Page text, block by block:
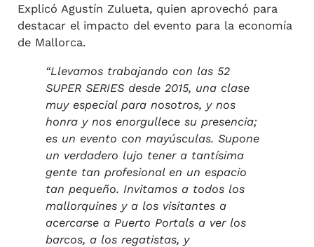
Explicó Agustín Zulueta, quien aprovechó para
destacar el impacto del evento para la economía
de Mallorca.
“Llevamos trabajando con las 52
SUPER SERIES desde 2015, una clase
muy especial para nosotros, y nos
honra y nos enorgullece su presencia;
es un evento con mayúsculas. Supone
un verdadero lujo tener a tantísima
gente tan profesional en un espacio
tan pequeño. Invitamos a todos los
mallorquines y a los visitantes a
acercarse a Puerto Portals a ver los
barcos, a los regatistas, y